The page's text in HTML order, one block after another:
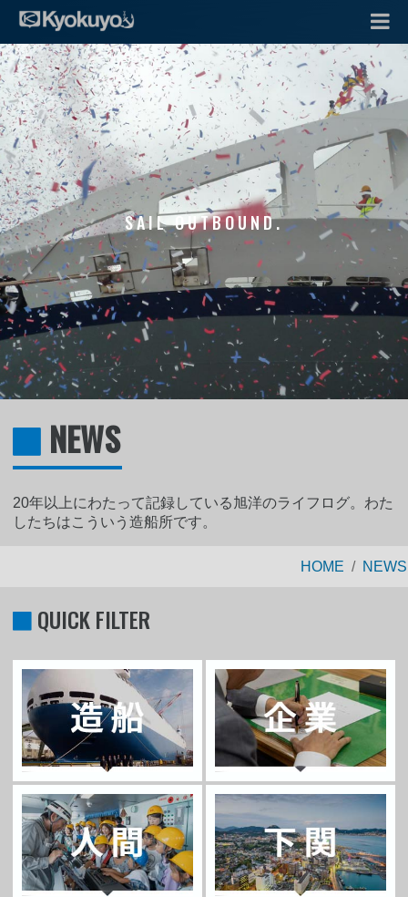
SAIL OUTBOUND.
NEWS
20年以上にわたって記録している旭洋のライフログ。わた
したちはこういう造船所です。
HOME NEWS
QUICK FILTER